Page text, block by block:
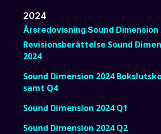
2024
Årsredovisning Sound Dimension
Revisionsberättelse Sound
2024
Sound Dimension 2024
samt Q4
Sound Dimension 2024 Q1
Sound Dimension 2024 Q2